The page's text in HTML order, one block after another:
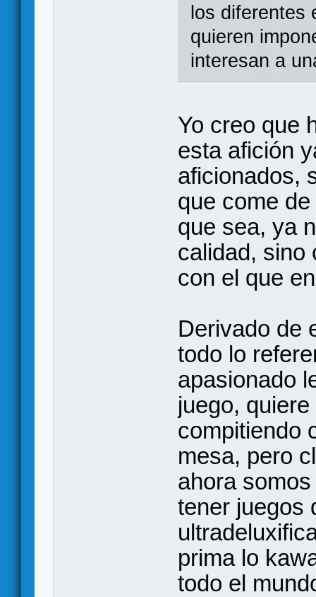
los diferentes
quieren
interesan a
Yo creo que
esta afición
aficionados,
que come
que sea, ya
calidad, sino
con el que
Derivado de
todo lo
apasionado
juego,
compitiendo
mesa, pero
ahora
tener juegos
prima lo
todo el